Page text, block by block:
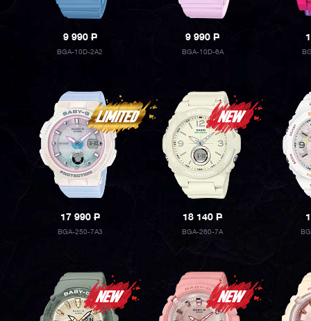
9 990P
BGA-10D-2A2
9 990P
BGA-10D-6A
17 990P
BGA-250-7A3
18 140P
BGA-260-7A